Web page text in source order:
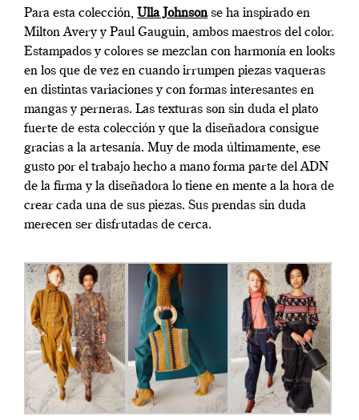
Para esta colección, Ulla Johnsonse ha inspirado en
Milton Avery y Paul Gauguin, ambos maestros del color.
Estampados y colores se mezclan con harmonía en looks
en los que de vez en cuando irrumpen piezas vaqueras
en distintas variaciones y con formas interesantes en
mangas y perneras. Las texturas son sin duda el plato
fuerte de esta colección y que la diseñadora consigue
gracias a la artesanía. Muy de moda últimamente, ese
gusto por el trabajo hecho a mano forma parte del ADN
de la firma y la diseñadora lo tiene en mente a la hora de
crear cada una de sus piezas. Sus prendas sin duda
merecen ser disfrutadas de cerca.